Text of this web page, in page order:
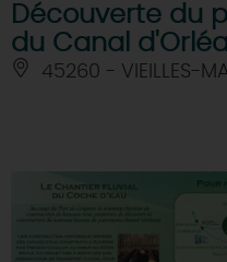
Découverte du
du Canal
45260 - VIEILLES-